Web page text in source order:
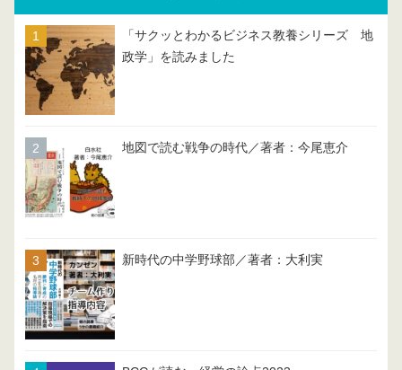
「サクッとわかるビジネス教養シリーズ 地
政学」を読みました
地図で読む戦争の時代／著者：今尾恵介
新時代の中学野球部／著者：大利実